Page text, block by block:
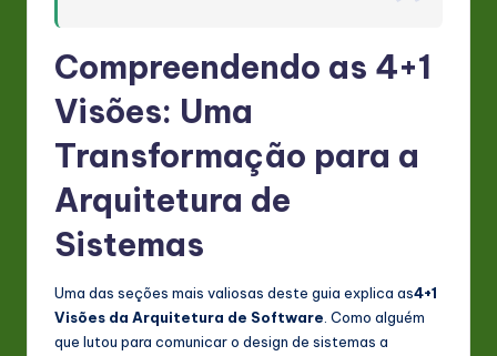
Compreendendo as 4+1
Visões: Uma
Transformação para a
Arquitetura de
Sistemas
Uma das seções mais valiosas deste guia explica as4+1
Visões da Arquitetura de Software. Como alguém
que lutou para comunicar o design de sistemas a